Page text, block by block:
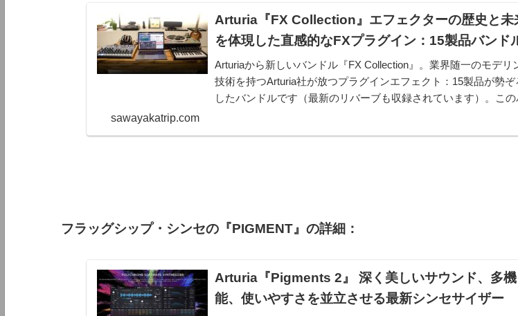
Arturia『FX Collection』エフェクターの歴史と未
を体現した直感的なFXプラグイン：15製品バンド
Arturiaから新しいバンドル『FX Collection』。業界随一のモデリ
技術を持つArturia社が放つプラグインエフェクト：15製品が勢ぞ
したバンドルです（最新のリバーブも収録されています）。この
sawayakatrip.com
フラッグシップ・シンセの『PIGMENT』の詳細：
Arturia『Pigments 2』 深く美しいサウンド、多機
能、使いやすさを並立させる最新シンセサイザー